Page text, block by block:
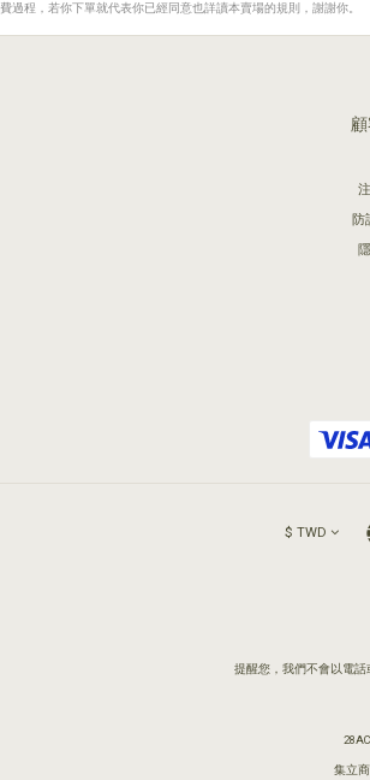
程，若你下單就代表你已經同意也詳讀本賣場的規則，謝謝你。
防
$ TWD
提醒您，我們不會以電話
集立